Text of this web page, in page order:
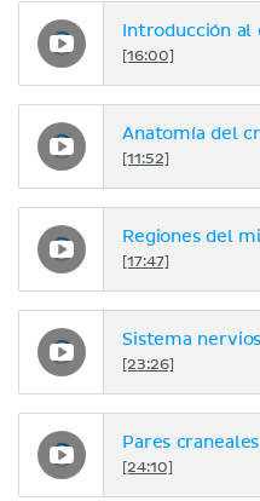
Introducción al
[16:00]
Anatomía del
[11:52]
Regiones del
[17:47]
Sistema
[23:26]
Pares craneales
[24:10]